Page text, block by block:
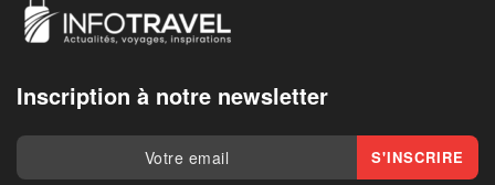
Inscription à notre newsletter